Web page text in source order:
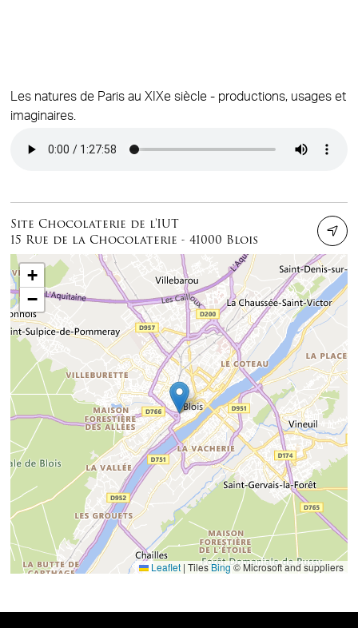
Les natures de Paris au XIXe siècle - productions, usages et
imaginaires.
Site Chocolaterie de l'IUT
15 Rue de la Chocolaterie - 41000 Blois
+
−
Leaflet | TilesBing© Microsoft and suppliers